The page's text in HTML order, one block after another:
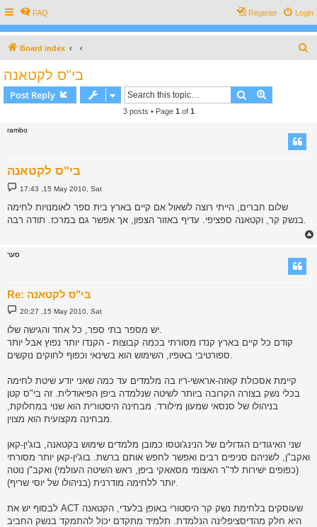
FAQ Login
Register
Board index
בי"ס לקטאנה
Post Reply Search
3 posts • Page 1 of 1
rambo
בי"ס לקטאנה
P
o
t
17:43 ,15 May 2010, Sat
שלום חברים, הייתי רוצה לשאול אם קיים בארץ בית ספר לאומנויות לחימה
בנשק קר, וקטאנה ספציפי. עדיף באזור הצפון, אך אפשר גם במרכז. תודה רבה.
סער
Re: בי"ס לקטאנה
P
o
t
20:27 ,15 May 2010, Sat
קודם כל קיים בארץ קנדו מסורתי בכמה קבוצות - הקנדו יותר נפוץ אבל יותר
קיימת אסכולת קאזה-אראשי-ריו בה מלמדים עד כמה שאני יודע שיטת לחימה
בכלי נשק בצורה הקרובה ביותר לשיטה שנלמדה ביפן הפיאודלית. זה בי"ס קטן
בניהולו של סנסאי שמעון מילורד. מבחינה היסטורית הוא שנוי במחלוקת,
שני האיגודים הגדולים של הנינג'וטסו כמובן מלמדים שימוש בקטאנה, בוג'ין-קאן
ואקב"ן, לשניהם סניפים רבים ואפשר לחפש אותם ברשת. בוג'ין-קאן יותר מסורתי
(כפופים ישירות לד"ר האצומי מסאאקי ביפן, ראש השיטה העולמי) ואקב"ן נוטה
לבסוף יש את ACT שעוסקים בלחימת נשק קר היסטורי באופן בלעדי, הקטאנה
היא חלק מהדיסציפלינה הנלמדת. תלמיד מתקדם יכול להתמקד בנשק החביב